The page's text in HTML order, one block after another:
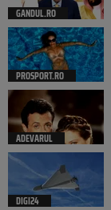
GANDUL.RO
PROSPORT.RO
ADEVARUL
DIGI24